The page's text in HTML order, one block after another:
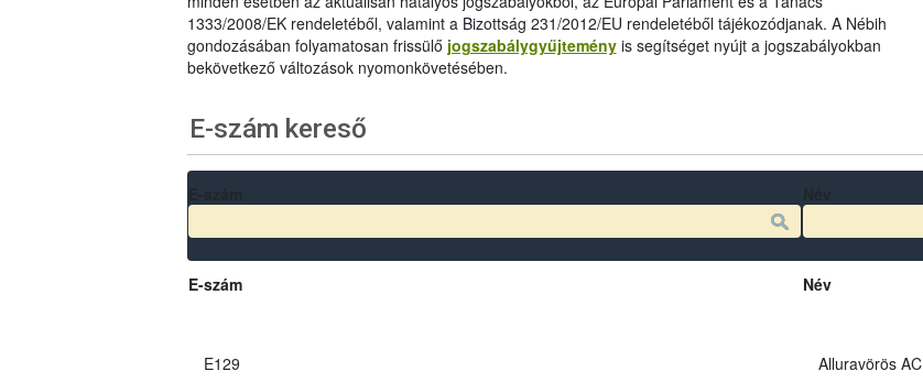
1333/2008/EK rendeletéből, valamint a Bizottság 231/2012/EU rendeletéből tájékozódjanak. A Nébih
gondozásában folyamatosan frissülő jogszabálygyűjteményis segítséget nyújt a jogszabályokban
bekövetkező változások nyomonkövetésében.
E-szám kereső
E-szám Név
E129 Alluravörös AC